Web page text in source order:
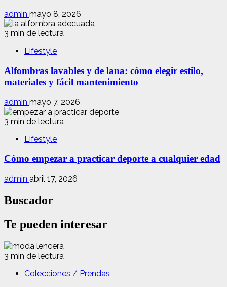
admin mayo 8, 2026
3 min de lectura
Lifestyle
Alfombras lavables y de lana: cómo elegir estilo,
materiales y fácil mantenimiento
admin mayo 7, 2026
3 min de lectura
Lifestyle
Cómo empezar a practicar deporte a cualquier edad
admin abril 17, 2026
Buscador
Te pueden interesar
3 min de lectura
Colecciones / Prendas